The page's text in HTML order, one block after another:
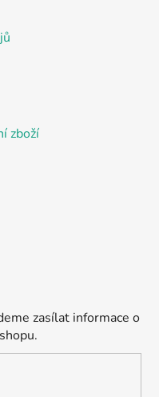
zboží
zasílat informace o